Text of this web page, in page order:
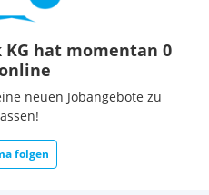
KG hat momentan 0
neuen Jobangebote zu
folgen